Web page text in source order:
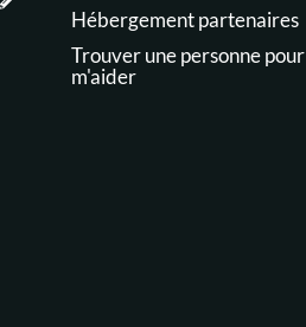
Hébergement partenaires
Trouver une personne pour
m'aider